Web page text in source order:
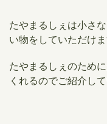
たやまるしぇは小さ
い物をしていただけま
たやまるしぇのため
くれるのでご紹介して